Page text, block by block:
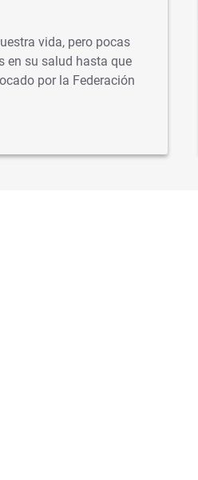
vida, pero pocas
en su salud hasta que
por la Federación